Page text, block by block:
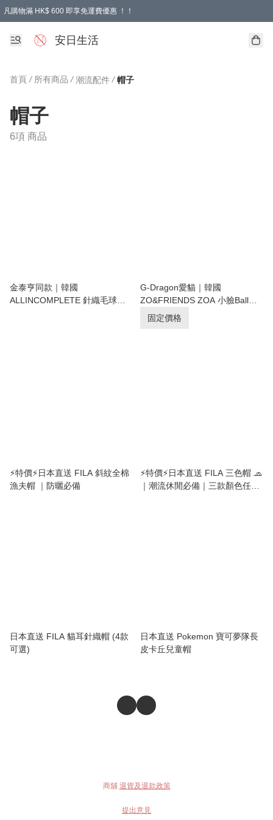
凡購物滿 HK$ 600 即享免運費優惠 ！！
安日生活
首頁 / 所有商品 / 潮流配件 / 帽子
帽子
6項 商品
金泰亨同款｜韓國
ALLINCOMPLETE 針織毛球提
G-Dragon愛貓｜韓國
ZO&FRIENDS ZOA 小臉Ball
Cap 刺繡棒球帽
固定價格
⚡️特價⚡日本直送 FILA 斜紋全棉
漁夫帽 ｜防曬必備
⚡️特價⚡日本直送 FILA 三色帽 🧢
｜潮流休閒必備｜三款顏色任你
日本直送 FILA 貓耳針織帽 (4款
可選)
日本直送 Pokemon 寶可夢隊長
皮卡丘兒童帽
商舖 退貨及退款政策
提出意見